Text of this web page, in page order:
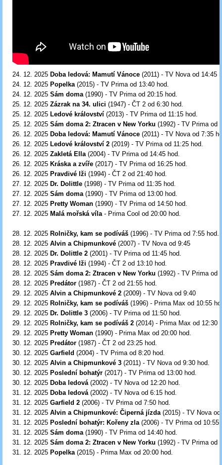
24. 12. 2025 Doba ledová: Mamutí Vánoce (2011) - TV Nova od 14:45
24. 12. 2025 Popelka(2015) - TV Prima od 13:40 hod.
24. 12. 2025 Sám doma(1990) - TV Prima od 20:15 hod.
25. 12. 2025 Zázrak na 34. ulici (1947) - ČT 2 od 6:30 hod.
25. 12. 2025 Ledové království (2013) - TV Prima od 11:15 hod.
25. 12. 2025 Sám doma 2: Ztracen v New Yorku (1992) - TV Prima od
26. 12. 2025 Doba ledová: Mamutí Vánoce (2011) - TV Nova od 7:35
26. 12. 2025 Ledové království 2 (2019) - TV Prima od 11:25 hod.
26. 12. 2025 Zakletá Ella(2004) - TV Prima od 14:45 hod.
26. 12. 2025 Kráska a zvíře (2017) - TV Prima od 16:25 hod.
26. 12. 2025 Pravdivé lži (1994) - ČT 2 od 21:40 hod.
27. 12. 2025 Dr. Dolittle (1998) - TV Prima od 11:35 hod.
27. 12. 2025 Sám doma(1990) - TV Prima od 13:00 hod.
27. 12. 2025 Pretty Woman (1990) - TV Prima od 14:50 hod.
27. 12. 2025 Malá mořská víla - Prima Cool od 20:00 hod.
28. 12. 2025 Rolničky, kam se podíváš (1996) - TV Prima od 7:55 hod.
28. 12. 2025 Alvin a Chipmunkové (2007) - TV Nova od 9:45
28. 12. 2025 Dr. Dolittle 2 (2001) - TV Prima od 11:45 hod.
28. 12. 2025 Pravdivé lži (1994) - ČT 2 od 13:10 hod.
28. 12. 2025 Sám doma 2: Ztracen v New Yorku (1992) - TV Prima od
28. 12. 2025 Predátor (1987) - ČT 2 od 21:55 hod.
29. 12. 2025 Alvin a Chipmunkové 2 (2009) - TV Nova od 9:40
29. 12. 2025 Rolničky, kam se podíváš (1996) - Prima Max od 10:55
29. 12. 2025 Dr. Dolittle 3 (2006) - TV Prima od 11:50 hod.
29. 12. 2025 Rolničky, kam se podíváš 2 (2014) - Prima Max od 12:30
29. 12. 2025 Pretty Woman (1990) - Prima Max od 20:00 hod.
30. 12. 2025 Predátor (1987) - ČT 2 od 23:25 hod.
30. 12. 2025 Garfield (2004) - TV Prima od 8:20 hod.
30. 12. 2025 Alvin a Chipmunkové 3 (2011) - TV Nova od 9:30 hod.
30. 12. 2025 Poslední bohatýr (2017) - TV Prima od 13:00 hod.
30. 12. 2025 Doba ledová (2002) - TV Nova od 12:20 hod.
31. 12. 2025 Doba ledová (2002) - TV Nova od 6:15 hod.
31. 12. 2025 Garfield 2 (2006) - TV Prima od 7:50 hod.
31. 12. 2025 Alvin a Chipmunkové: Čiperná jízda (2015) - TV Nova od
31. 12. 2025 Poslední bohatýr: Kořeny zla (2006) - TV Prima od 10:55
31. 12. 2025 Sám doma(1990) - TV Prima od 14:40 hod.
31. 12. 2025 Sám doma 2: Ztracen v New Yorku (1992) - TV Prima od
31. 12. 2025 Popelka(2015) - Prima Max od 20:00 hod.